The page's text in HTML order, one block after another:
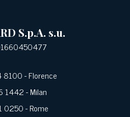
S.p.A. s.u.
8100- Florence
1442- Milan
0250- Rome